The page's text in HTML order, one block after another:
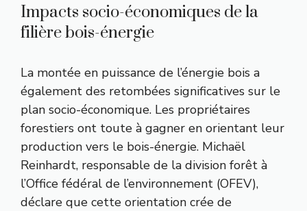
Impacts socio-économiques de la
filière bois-énergie
La montée en puissance de l’énergie bois a
également des retombées significatives sur le
plan socio-économique. Les propriétaires
forestiers ont toute à gagner en orientant leur
production vers le bois-énergie. Michaël
Reinhardt, responsable de la division forêt à
l’Office fédéral de l’environnement (OFEV),
déclare que cette orientation crée de